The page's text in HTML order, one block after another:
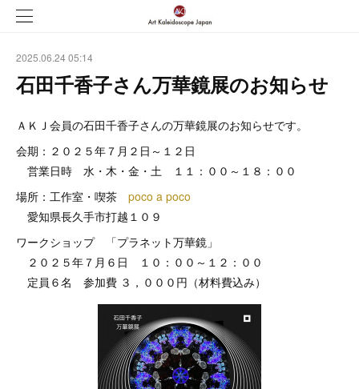
2025.06.24 05:14
石田千香子さん万華鏡展のお知らせ
ＡＫＪ会員の石田千香子さんの万華鏡展のお知らせです。
会期：２０２５年７月２日～１２日
営業日時 水・木・金・土 １１：００～１８：００
場所：工作室・喫茶 poco a poco
愛知県長久手市打越１０９
ワークショップ 「プラネット万華鏡」
２０２５年７月６日 １０：００～１２：００
定員６名 参加費 ３，０００円（材料費込み）